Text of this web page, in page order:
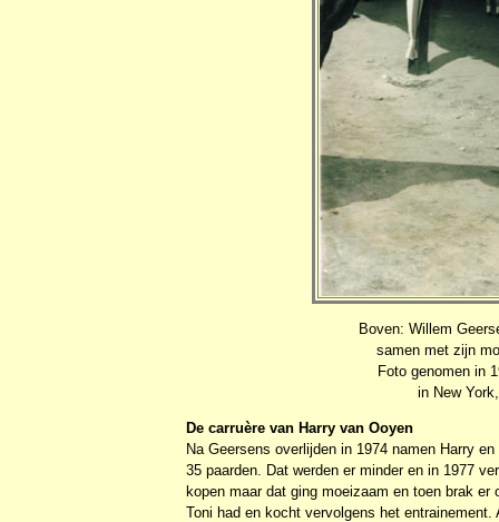
Boven: Willem
samen met zijn
Foto genomen in
in New
De carruère van Harry van Ooyen
Na Geersens overlijden in 1974 namen Harry
35 paarden. Dat werden er minder en in 1977
kopen maar dat ging moeizaam en toen brak
Toni had en kocht vervolgens het